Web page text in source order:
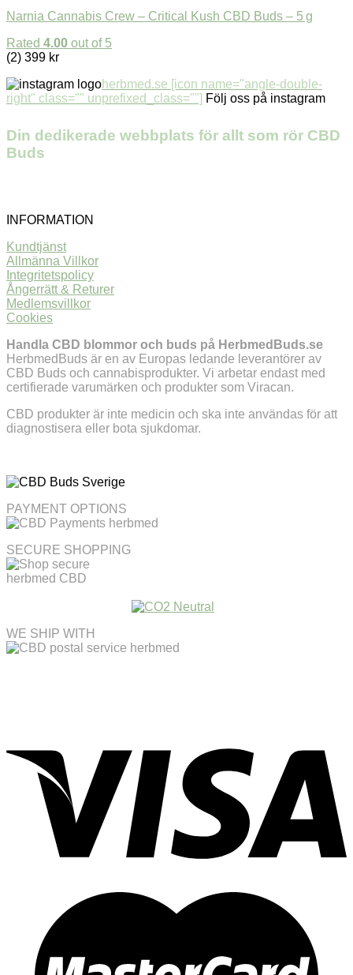
Narnia Cannabis Crew – Critical Kush CBD Buds – 5 g
Rated 4.00 out of 5
(2) 399 kr
herbmed.se [icon name="angle-double-
right" class="" unprefixed_class=""] Följ oss på instagram
Din dedikerade webbplats för allt som rör CBD
Buds
INFORMATION
Kundtjänst
Allmänna Villkor
Integritetspolicy
Ångerrätt & Returer
Medlemsvillkor
Cookies
Handla CBD blommor och buds på HerbmedBuds.se
HerbmedBuds är en av Europas ledande leverantörer av
CBD Buds och cannabisprodukter. Vi arbetar endast med
certifierade varumärken och produkter som Viracan.
CBD produkter är inte medicin och ska inte användas för att
diagnostisera eller bota sjukdomar.
PAYMENT OPTIONS
SECURE SHOPPING
WE SHIP WITH